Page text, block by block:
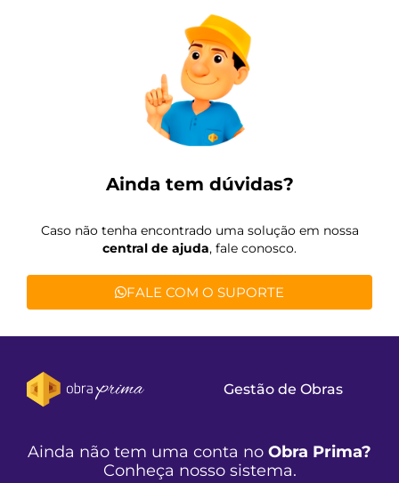
Ainda tem dúvidas?
Caso não tenha encontrado uma solução em nossa
central de ajuda, fale conosco.
FALE COM O SUPORTE
Gestão de Obras
Ainda não tem uma conta no Obra Prima?
Conheça nosso sistema.